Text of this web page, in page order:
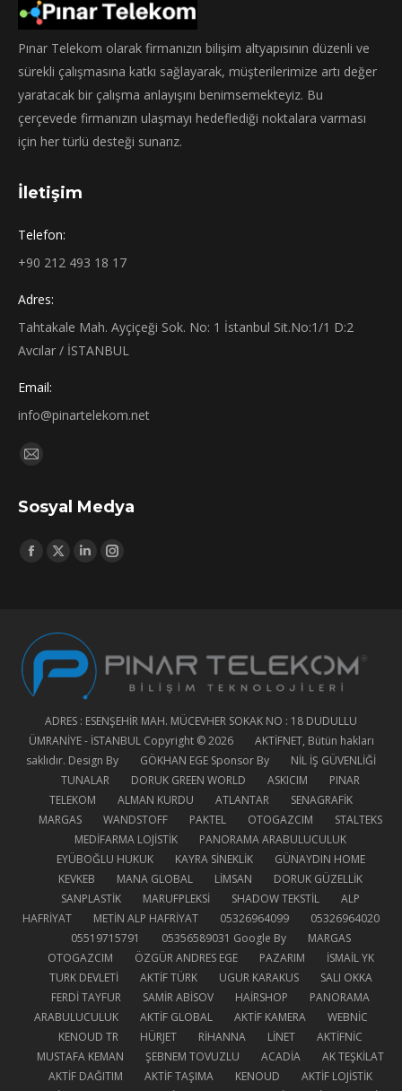
Pınar Telekom olarak firmanızın bilişim altyapısının düzenli ve
sürekli çalışmasına katkı sağlayarak, müşterilerimize artı değer
yaratacak bir çalışma anlayışını benimsemekteyiz. Bu
çerçevede firmanızın ulaşmayı hedeflediği noktalara varması
için her türlü desteği sunarız.
İletişim
Telefon:
+90 212 493 18 17
Adres:
Tahtakale Mah. Ayçiçeği Sok. No: 1 İstanbul Sit.No:1/1 D:2
Avcılar / İSTANBUL
Email:
info@pinartelekom.net
Find us on:
Mail
opens
new
Sosyal Medya
Find us on:
Facebook
new
window
X
in
new
window
Linkedin
new
window
Instagram
new
window
ADRES : ESENŞEHİR MAH. MÜCEVHER SOKAK NO : 18 DUDULLU
ÜMRANİYE - İSTANBUL Copyright © 2026
AKTİFNET, Bütün hakları
saklıdır. Design By
GÖKHAN EGE Sponsor By
NİL İŞ GÜVENLİĞİ
TUNALAR
DORUK GREEN WORLD ASKICIM
PINAR
TELEKOM
ALMAN KURDU ATLANTAR
SENAGRAFİK
MARGAS
WANDSTOFF PAKTEL OTOGAZCIM
STALTEKS
MEDİFARMA LOJİSTİK
PANORAMA ARABULUCULUK
EYÜBOĞLU HUKUK
KAYRA SİNEKLİK
GÜNAYDIN HOME
KEVKEB
MANA GLOBAL LİMSAN
DORUK GÜZELLİK
SANPLASTİK
MARUFPLEKSİ SHADOW TEKSTİL
ALP
HAFRİYAT
METİN ALP HAFRİYAT 05326964099
05326964020
05519715791
05356589031 Google By
MARGAS
OTOGAZCIM
ÖZGÜR ANDRES EGE PAZARIM
İSMAİL YK
TURK DEVLETİ
AKTİF TÜRK UGUR KARAKUS
SALI OKKA
FERDİ TAYFUR
SAMİR ABİSOV HAİRSHOP
PANORAMA
ARABULUCULUK
AKTİF GLOBAL AKTİF KAMERA
WEBNİC
KENOUD TR
HÜRJET RİHANNA LİNET
AKTİFNİC
MUSTAFA KEMAN
ŞEBNEM TOVUZLU ACADİA
AK TEŞKİLAT
AKTİF DAĞITIM
AKTİF TAŞIMA KENOUD
AKTİF LOJİSTİK